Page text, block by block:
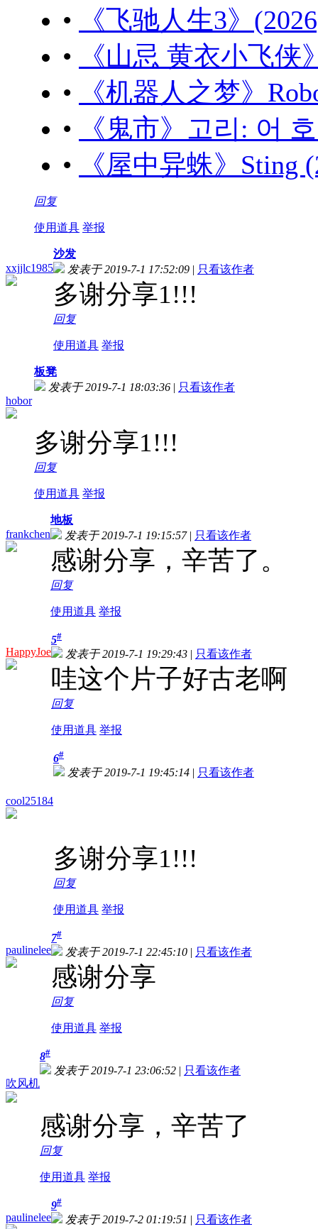
•
《飞驰人生3》
•
《山忌 黄衣小飞
•
《机器人之梦》
•
《鬼市》고리: 어
•
《屋中异蛛》Sting
回复
使用道具 举报
xxjjlc1985
沙发
发表于 2019-7-1 17:52:09 | 只看该作者
多谢分享1!!!
回复
使用道具 举报
hobor
板凳
发表于 2019-7-1 18:03:36 | 只看该作者
多谢分享1!!!
回复
使用道具 举报
frankchen
地板
发表于 2019-7-1 19:15:57 | 只看该作者
感谢分享，辛苦了。
回复
使用道具 举报
HappyJoe
5#
发表于 2019-7-1 19:29:43 | 只看该作者
哇这个片子好古老啊
回复
使用道具 举报
cool25184
6#
发表于 2019-7-1 19:45:14 | 只看该作者
多谢分享1!!!
回复
使用道具 举报
paulinelee
7#
发表于 2019-7-1 22:45:10 | 只看该作者
感谢分享
回复
使用道具 举报
吹风机
8#
发表于 2019-7-1 23:06:52 | 只看该作者
感谢分享，辛苦了
回复
使用道具 举报
paulinelee
9#
发表于 2019-7-2 01:19:51 | 只看该作者